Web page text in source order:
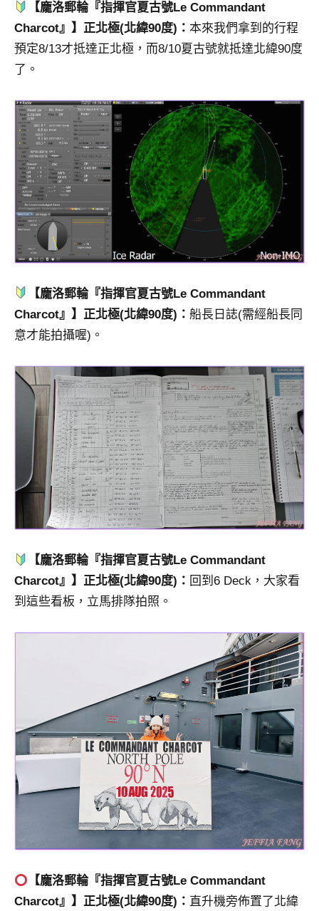
【龐洛郵輪『指揮官夏古號Le Commandant
Charcot』】正北極(北緯90度)： 本來我們拿到的行程
預定8/13才抵達正北極，而8/10夏古號就抵達北緯90度
了。
【龐洛郵輪『指揮官夏古號Le Commandant
Charcot』】正北極(北緯90度)： 船長日誌(需經船長同
意才能拍攝喔)。
【龐洛郵輪『指揮官夏古號Le Commandant
Charcot』】正北極(北緯90度)： 回到6 Deck，大家看
到這些看板，立馬排隊拍照。
【龐洛郵輪『指揮官夏古號Le Commandant
Charcot』】正北極(北緯90度)： 直升機旁佈置了北緯